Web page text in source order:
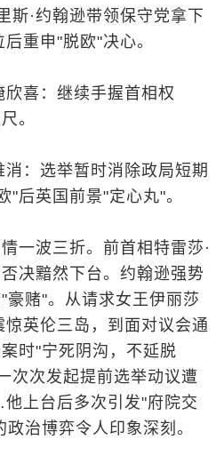
斯·约翰逊带领保守党拿下
重申"脱欧"决心。
喜：继续手握首相权
。
：选举暂时消除政局短期
"后英国前景"定心丸"。
一波三折。前首相特雷莎·
决黯然下台。约翰逊强势
豪赌"。从请求女王伊丽莎
英伦三岛，到面对议会通
时"宁死阴沟，不延脱
次次发起提前选举动议遭
上台后多次引发"府院交
治博弈令人印象深刻。